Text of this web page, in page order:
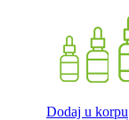
Dodaj u korpu